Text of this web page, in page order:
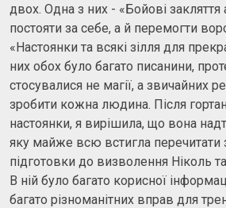
двох. Одна з них - «Бойові закляття
постояти за себе, а й перемогти
«Настоянки та всякі зілля для
них обох було багато писанини,
стосувалися не магії, а звичайних
зробити кожна людина. Після
настоянки, я вирішила, що вона
яку майже всю встигла перечитати
підготовки до визволення Ніколь
В ній було багато корисної
багато різноманітних вправ для